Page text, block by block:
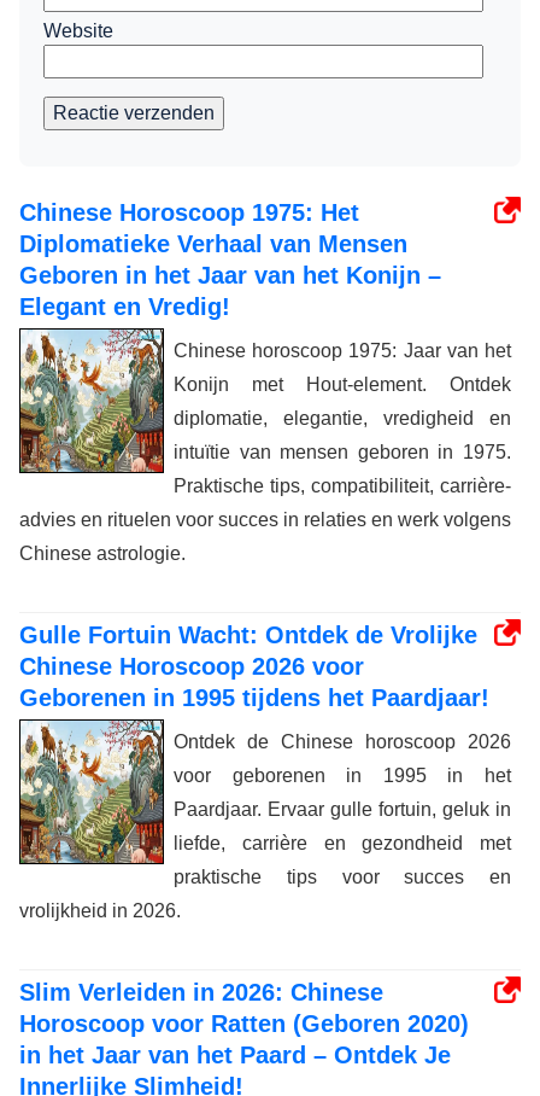
Website
Reactie verzenden
Chinese Horoscoop 1975: Het
Diplomatieke Verhaal van Mensen
Geboren in het Jaar van het Konijn –
Elegant en Vredig!
Chinese horoscoop 1975: Jaar van het
Konijn met Hout-element. Ontdek
diplomatie, elegantie, vredigheid en
intuïtie van mensen geboren in 1975.
Praktische tips, compatibiliteit, carrière-
advies en rituelen voor succes in relaties en werk volgens
Chinese astrologie.
Gulle Fortuin Wacht: Ontdek de Vrolijke
Chinese Horoscoop 2026 voor
Geborenen in 1995 tijdens het Paardjaar!
Ontdek de Chinese horoscoop 2026
voor geborenen in 1995 in het
Paardjaar. Ervaar gulle fortuin, geluk in
liefde, carrière en gezondheid met
praktische tips voor succes en
vrolijkheid in 2026.
Slim Verleiden in 2026: Chinese
Horoscoop voor Ratten (Geboren 2020)
in het Jaar van het Paard – Ontdek Je
Innerlijke Slimheid!